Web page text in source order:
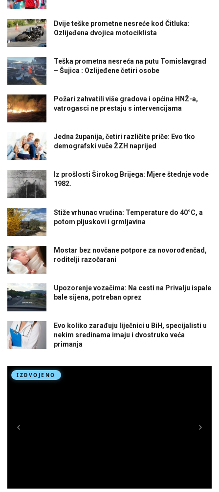
Dvije teške prometne nesreće kod Čitluka:
Ozlijeđena dvojica motociklista
Teška prometna nesreća na putu Tomislavgrad
– Šujica : Ozlijeđene četiri osobe
Požari zahvatili više gradova i općina HNŽ-a,
vatrogasci ne prestaju s intervencijama
Jedna županija, četiri različite priče: Evo tko
demografski vuče ŽZH naprijed
Iz prošlosti Širokog Brijega: Mjere štednje vode
1982.
Stiže vrhunac vrućina: Temperature do 40°C, a
potom pljuskovi i grmljavina
Mostar bez novčane potpore za novorođenčad,
roditelji razočarani
Upozorenje vozačima: Na cesti na Privalju ispale
bale sijena, potreban oprez
Evo koliko zarađuju liječnici u BiH, specijalisti u
nekim sredinama imaju i dvostruko veća
primanja